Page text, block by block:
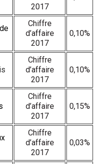
2017
Chiffre
d’affaire
2017
0,10%
Chiffre
d’affaire
2017
0,10%
Chiffre
d’affaire
2017
0,15%
Chiffre
d’affaire
2017
0,03%